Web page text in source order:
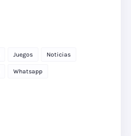
Juegos Noticias
Whatsapp